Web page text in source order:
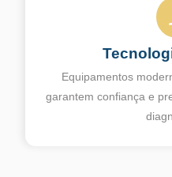
Equipamentos
garantem confiança e